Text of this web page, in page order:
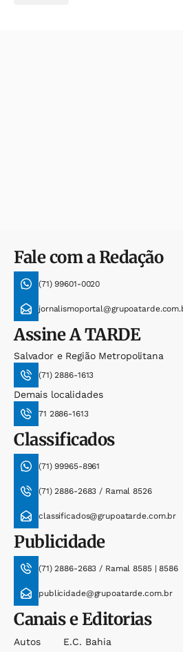
Fale com a Redação
(71) 99601-0020
AssineA TARDE
Salvador e Região Metropolitana
(71) 2886-1613
Demais localidades
71 2886-1613
Classificados
(71) 99965-8961
(71) 2886-2683 / Ramal 8526
classificados@grupoatarde.com.br
Publicidade
(71) 2886-2683 / Ramal 8585 | 8586
publicidade@grupoatarde.com.br
Canais e Editorias
Autos
E.c. Bahia